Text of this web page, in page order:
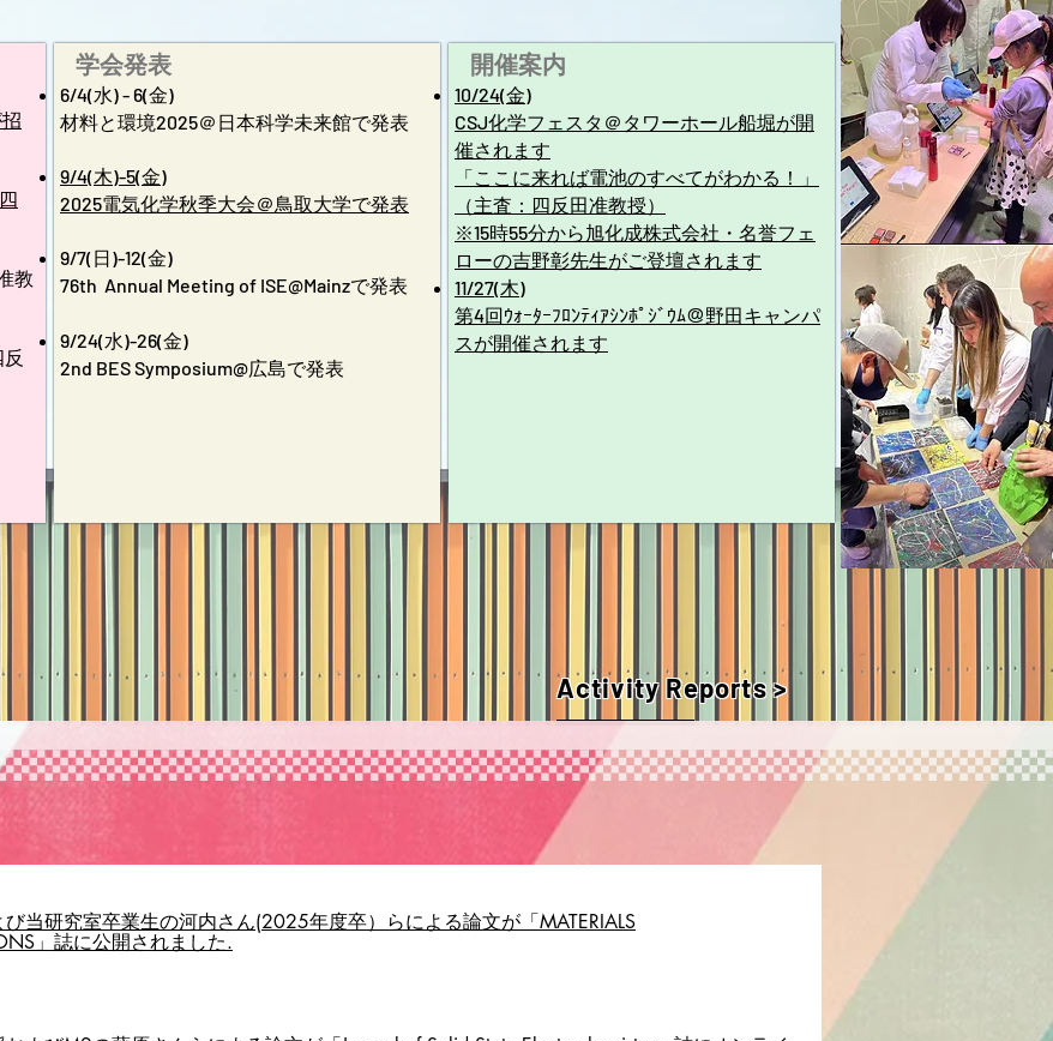
教
学会発表
6/4(水) - 6(金)
材料と環境2025＠日本科学未来館で発表
​9/4(木)-5(金)
​2025電気化学秋季大会＠鳥取大学で発表
9/7(日)-12(金)
​76th Annual Meeting of ISE@Mainzで発表
9/24(水)-26(金)
​2nd BES Symposium@広島で発表
開催案内
10/24(金)
CSJ化学フェスタ＠タワーホール船堀が開
催されます
「ここに来れば電池のすべてがわかる！」
（主査：四反田准教授）
※15時55分から旭化成株式会社・名誉フェ
ローの吉野彰先生がご登壇されます
11/27(木)
第4回ｳｫｰﾀｰﾌﾛﾝﾃｨｱｼﾝﾎﾟｼﾞｳﾑ＠野田キャンパ
スが開催されます
Activity Reports >
当研究室卒業生の河内さん(2025年度卒）らによる論文が「MATERIALS
」誌に公開されました.